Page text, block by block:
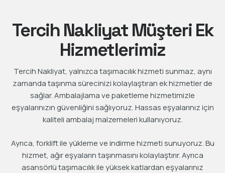
Tercih Nakliyat Müşteri Ek
Hizmetlerimiz
Tercih Nakliyat, yalnızca taşımacılık hizmeti sunmaz, aynı
zamanda taşınma sürecinizi kolaylaştıran ek hizmetler de
sağlar. Ambalajlama ve paketleme hizmetimizle
eşyalarınızın güvenliğini sağlıyoruz. Hassas eşyalarınız için
kaliteli ambalaj malzemeleri kullanıyoruz.
Ayrıca, forklift ile yükleme ve indirme hizmeti sunuyoruz. Bu
hizmet, ağır eşyaların taşınmasını kolaylaştırır. Ayrıca
asansörlü taşımacılık ile yüksek katlardan eşyalarınız